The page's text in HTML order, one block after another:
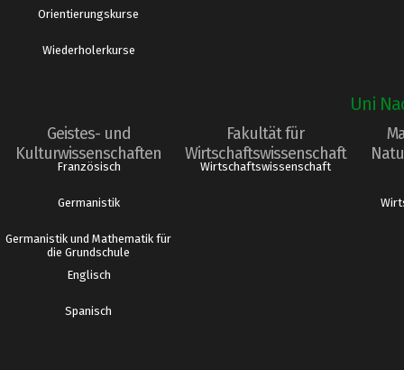
Orientierungskurse
Wiederholerkurse
Uni
Geistes- und
Kulturwissenschaften
Französisch
Germanistik
Germanistik und Mathematik für
die Grundschule
Englisch
Spanisch
Fakultät für
Wirtschaftswissenschaft
Wirtschaftswissenschaft